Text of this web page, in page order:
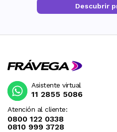
Descubrir
Atención al cliente:
0800 122 0338
0810 999 3728
Asistente virtual
11 2855 5086